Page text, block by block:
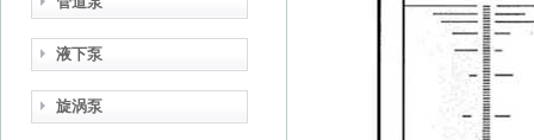
液下泵
旋涡泵